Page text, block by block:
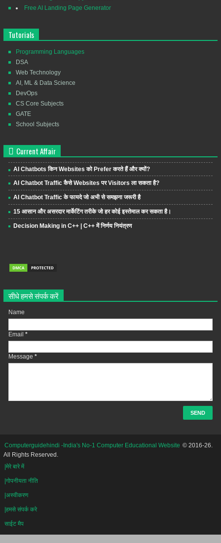
Free AI Landing Page Generator
Tutorials
Programming Languages
DSA
Web Technology
AI, ML & Data Science
DevOps
CS Core Subjects
GATE
School Subjects
Current Affair
AI Chatbots किन Websites को Prefer करते हैं और क्यों?
AI Chatbot Traffic कैसे Websites पर Visitors ला सकता है?
AI Chatbot Traffic के फायदे जो अभी से समझना जरूरी है
15 आसान और असरदार मार्केटिंग तरीके जो हर कोई इस्तेमाल कर सकता है।
Decision Making in C++ | C++ में निर्णय नियंत्रण
सीधे हमसे संपर्क करें
Name
Email *
Message *
Computerguidehindi -India's No-1 Computer Educational Website © 2016-26.
All Rights Reserved.
|मेरे बारे में
|गोपनीयता नीति
|अस्वीकरण
|हमसे संपर्क करे
साईट मैप